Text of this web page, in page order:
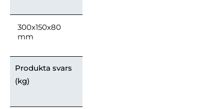
300x150x80
mm
Produkta svars
(kg)